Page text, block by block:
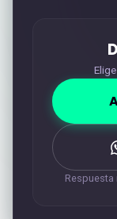
Respuesta